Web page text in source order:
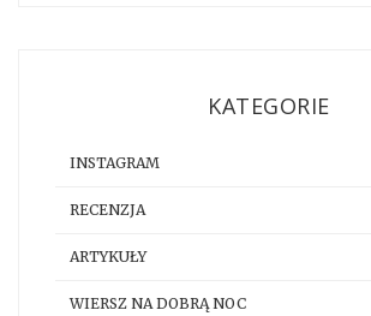
KATEGORIE
INSTAGRAM
RECENZJA
ARTYKUŁY
WIERSZ NA DOBRĄ NOC